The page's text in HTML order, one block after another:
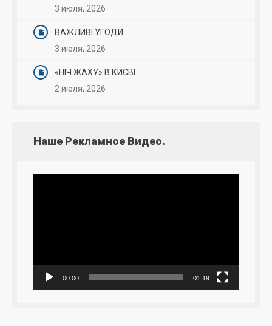
3 июля, 2026
ВАЖЛИВІ УГОДИ.
3 июля, 2026
«НІЧ ЖАХУ» В КИЄВІ.
2 июля, 2026
Наше Рекламное Видео.
00:00 01:19